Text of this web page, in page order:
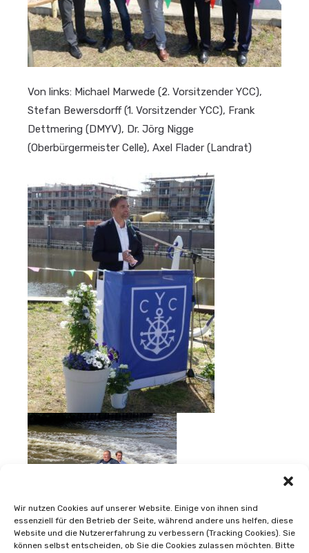
Wir nutzen Cookies auf unserer Website. Einige von ihnen sind
essenziell für den Betrieb der Seite, während andere uns helfen, diese
Website und die Nutzererfahrung zu verbessern (Tracking Cookies). Sie
können selbst entscheiden, ob Sie die Cookies zulassen möchten. Bitte
Von links: Michael Marwede (2. Vorsitzender YCC),
Stefan Bewersdorff (1. Vorsitzender YCC), Frank
Dettmering (DMYV), Dr. Jörg Nigge
(Oberbürgermeister Celle), Axel Flader (Landrat)